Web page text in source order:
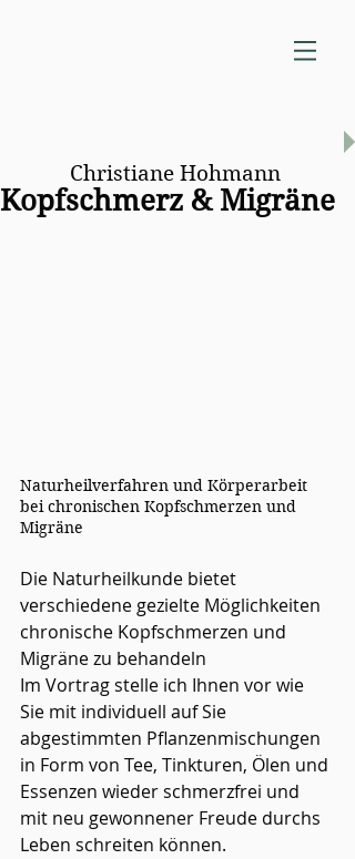
Christiane Hohmann
Kopfschmerz & Migräne
Naturheilverfahren und Körperarbeit
bei chronischen Kopfschmerzen und
Migräne
Die Naturheilkunde bietet
verschiedene gezielte Möglichkeiten
chronische Kopfschmerzen und
Migräne zu behandeln
Im Vortrag stelle ich Ihnen vor wie
Sie mit individuell auf Sie
abgestimmten Pflanzenmischungen
in Form von Tee, Tinkturen, Ölen und
Essenzen wieder schmerzfrei und
mit neu gewonnener Freude durchs
Leben schreiten können.